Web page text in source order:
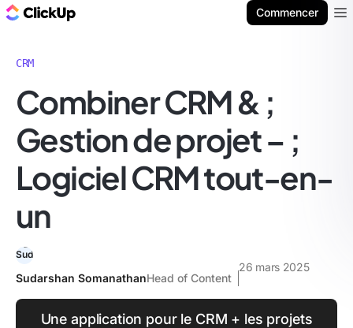
Commencer
CRM
Combiner CRM & ;
Gestion de projet – ;
Logiciel CRM tout-en-
un
Sudarshan SomanathanHead of Content
26 mars 2025
Une application pour le CRM + les projets